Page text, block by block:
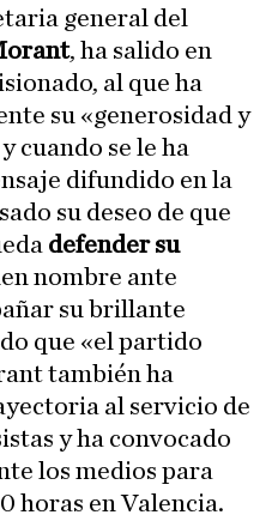
general del
, ha salido en
al que ha
su «generosidad y
cuando se le ha
difundido en la
su deseo de que
defender su
nombre ante
su brillante
que «el partido
también ha
al servicio de
y ha convocado
los medios para
horas en Valencia.